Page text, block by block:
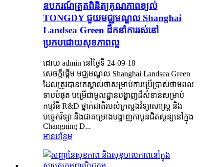
ឧបករណ៍ត្រួតពិនិត្យគុណភាពខ្យល់
TONGDY ជួយមជ្ឈមណ្ឌល Shanghai
Landsea Green ដឹកនាំការរស់នៅ
ប្រកបដោយសុខភាពល្អ
ដោយ admin នៅថ្ងៃទី 24-09-18
សេចក្តីផ្តើម មជ្ឈមណ្ឌល Shanghai Landsea Green
ដែលត្រូវបានគេស្គាល់ថាសម្រាប់ការប្រើប្រាស់ថាមពល
ទាបបំផុត បម្រើជាមូលដ្ឋានបង្ហាញដ៏សំខាន់សម្រាប់
កម្មវិធី R&D ថ្នាក់ជាតិរបស់ក្រសួងវិទ្យាសាស្ត្រ និង
បច្ចេកវិទ្យា និងជាគម្រោងបង្ហាញកាបូនជិតសូន្យនៅក្នុង
Changning D...
អានបន្ថែម